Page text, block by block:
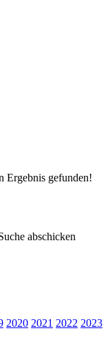
Ergebnis gefunden!
abschicken
2020 2021 2022 2023